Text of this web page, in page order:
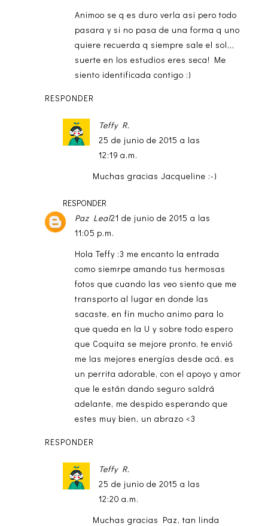
Animoo se q es duro verla asi pero todo
pasara y si no pasa de una forma q uno
quiere recuerda q siempre sale el sol,,,
suerte en los estudios eres seca! Me
siento identificada contigo :)
RESPONDER
Teffy R.
25 de junio de 2015 a las
12:19 a.m.
Muchas gracias Jacqueline :-)
RESPONDER
Paz Leal21 de junio de 2015 a las
11:05 p.m.
Hola Teffy :3 me encanto la entrada
como siemrpe amando tus hermosas
fotos que cuando las veo siento que me
transporto al lugar en donde las
sacaste, en fin mucho animo para lo
que queda en la U y sobre todo espero
que Coquita se mejore pronto, te envió
me las mejores energías desde acá, es
un perrita adorable, con el apoyo y amor
que le están dando seguro saldrá
adelante, me despido esperando que
estes muy bien, un abrazo <3
RESPONDER
Teffy R.
25 de junio de 2015 a las
12:20 a.m.
Muchas gracias Paz, tan linda